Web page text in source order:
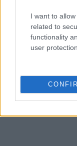
I want to
related to
functionality
user protection.